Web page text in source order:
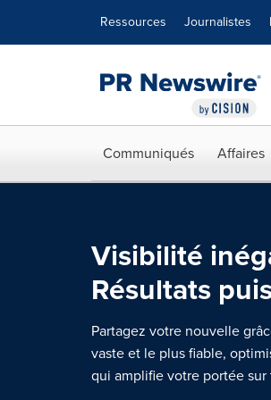
Ressources Journalistes
Communiqués Affaires
Visibilité
Résultats
Partagez votre nouvelle
vaste et le plus fiable,
qui amplifie votre portée sur